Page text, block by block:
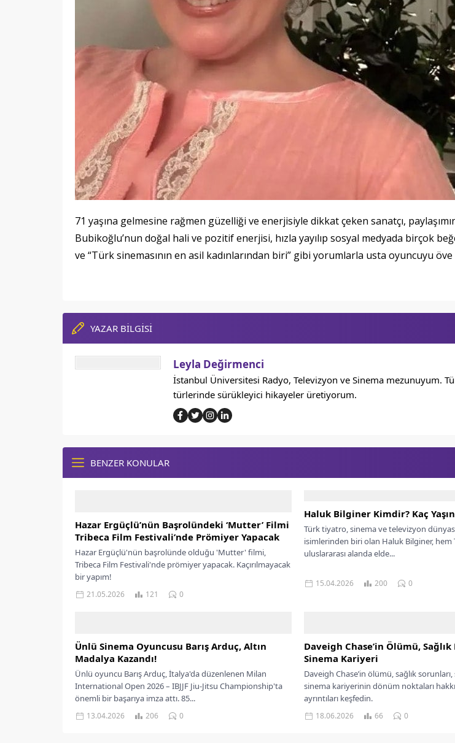
71 yaşına gelmesine rağmen güzelliği ve enerjisiyle dikkat çeken sanatçı,
Bubikoğlu’nun doğal hali ve pozitif enerjisi, hızla yayılıp sosyal medyada birçok
ve “Türk sinemasının en asil kadınlarından biri” gibi yorumlarla usta oyuncuyu
YAZAR BİLGİSİ
Leyla Değirmenci
İstanbul Üniversitesi Radyo, Televizyon ve Sinema mezunuyum.
türlerinde sürükleyici hikayeler üretiyorum.
BENZER KONULAR
Hazar Ergüçlü’nün Başrolündeki ‘Mutter’ Filmi
Tribeca Film Festivali’nde Prömiyer Yapacak
Hazar Ergüçlü'nün başrolünde olduğu 'Mutter' filmi,
Tribeca Film Festivali'nde prömiyer yapacak. Kaçırılmayacak
bir yapım!
21.05.2026 121 0
Haluk Bilginer Kimdir? Kaç
Türk tiyatro, sinema ve televizyon
isimlerinden biri olan Haluk Bilginer, hem
uluslararası alanda elde...
15.04.2026 200 0
Ünlü Sinema Oyuncusu Barış Arduç, Altın
Madalya Kazandı!
Ünlü oyuncu Barış Arduç, İtalya'da düzenlenen Milan
International Open 2026 – IBJJF Jiu-Jitsu Championship'ta
önemli bir başarıya imza attı. 85...
13.04.2026 206 0
Daveigh Chase’in Ölümü,
Sinema Kariyeri
Daveigh Chase’in ölümü, sağlık
sinema kariyerinin dönüm noktaları
ayrıntıları keşfedin.
18.06.2026 66 0